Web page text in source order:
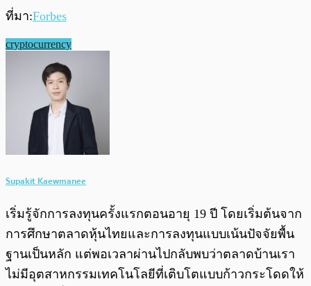
ที่มา:Forbes
cryptocurrency
Supakit Kaewmanee
เริ่มรู้จักการลงทุนครั้งแรกตอนอายุ 19 ปี โดยเริ่มต้นจาก
การศึกษาตลาดหุ้นไทยและการลงทุนแบบเน้นปัจจัยพื้น
ฐานเป็นหลัก แต่พอเวลาผ่านไปกลับพบว่าตลาดบ้านเรา
ไม่มีอุตสาหกรรมเทคโนโลยีที่เติบโตแบบก้าวกระโดดให้